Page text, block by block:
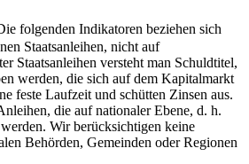
folgenden Indikatoren beziehen sich
Staatsanleihen, nicht auf
Staatsanleihen versteht man Schuldtitel,
werden, die sich auf dem Kapitalmarkt
feste Laufzeit und schütten Zinsen aus.
die auf nationaler Ebene, d. h.
Wir berücksichtigen keine
Behörden, Gemeinden oder Regionen